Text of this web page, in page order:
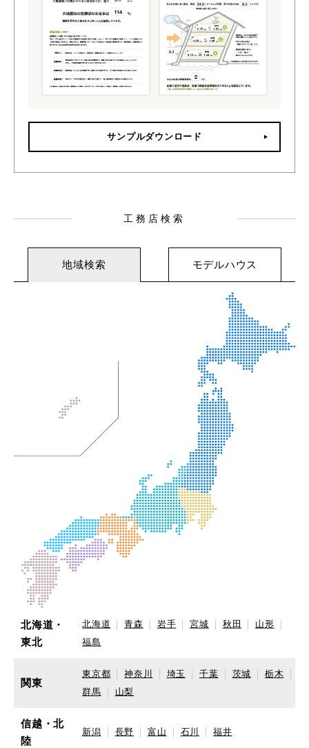
サンプルダウンロード
工務店検索
地域検索 モデルハウス
北海道・
東北
北海道 青森 岩手 宮城 秋田
山形
福島
関東
東京都 神奈川 埼玉 千葉 茨城
栃木
群馬
山梨
信越・北
陸
新潟 長野 富山 石川 福井